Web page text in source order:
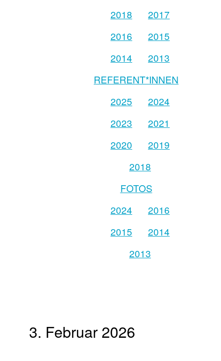
2018
2017
2016
2015
2014
2013
REFERENT*INNEN
2025
2024
2023
2021
2020
2019
2018
FOTOS
2024
2016
2015
2014
2013
3. Februar 2026